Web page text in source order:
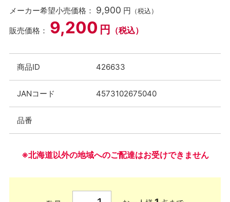
メーカー希望小売価格： 9,900 円 （税込）
販売価格： 9,200 円 （税込）
商品ID 426633
JANコード 4573102675040
品番
※北海道以外の地域へのご配達はお受けできません